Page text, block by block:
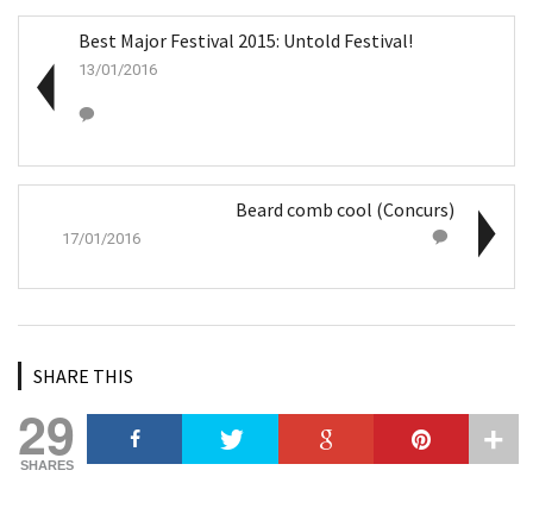
Best Major Festival 2015: Untold Festival!
13/01/2016
Beard comb cool (Concurs)
17/01/2016
SHARE THIS
29
SHARES